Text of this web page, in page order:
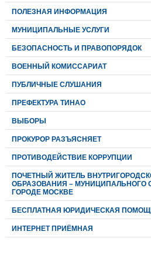
ПОЛЕЗНАЯ ИНФОРМАЦИЯ
МУНИЦИПАЛЬНЫЕ УСЛУГИ
БЕЗОПАСНОСТЬ И ПРАВОПОРЯДОК
ВОЕННЫЙ КОМИССАРИАТ
ПУБЛИЧНЫЕ СЛУШАНИЯ
ПРЕФЕКТУРА ТИНАО
ВЫБОРЫ
ПРОКУРОР РАЗЪЯСНЯЕТ
ПРОТИВОДЕЙСТВИЕ КОРРУПЦИИ
ПОЧЕТНЫЙ ЖИТЕЛЬ
ОБРАЗОВАНИЯ – МУНИЦИПАЛЬНОГО
ГОРОДЕ МОСКВЕ
БЕСПЛАТНАЯ ЮРИДИЧЕСКАЯ
ИНТЕРНЕТ ПРИЁМНАЯ